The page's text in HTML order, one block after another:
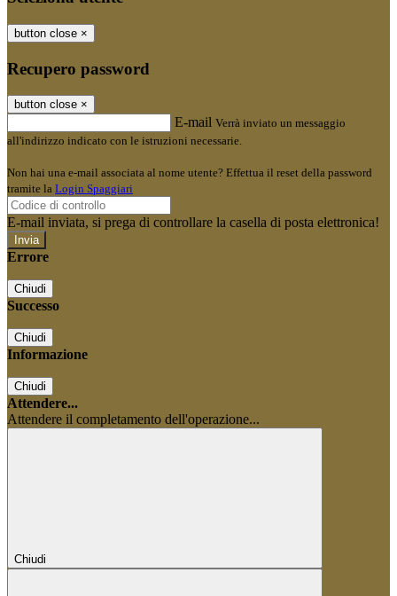
button close ×
Recupero password
button close ×
E-mail Verrà inviato un messaggio
all'indirizzo indicato con le istruzioni necessarie.
Non hai una e-mail associata al nome utente? Effettua il reset della password
tramite la Login Spaggiari
E-mail inviata, si prega di controllare la casella di posta elettronica!
Errore
Chiudi
Successo
Chiudi
Informazione
Chiudi
Attendere...
Attendere il completamento dell'operazione...
Chiudi